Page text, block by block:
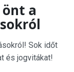
a
Sok időt
és jogvitákat!